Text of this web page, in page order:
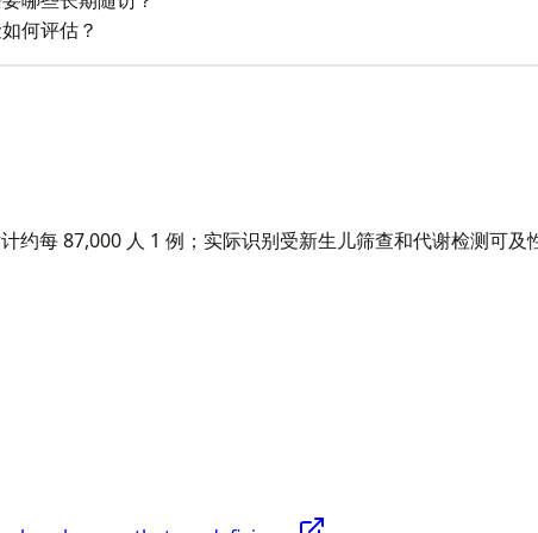
何评估？
每 87,000 人 1 例；实际识别受新生儿筛查和代谢检测可及